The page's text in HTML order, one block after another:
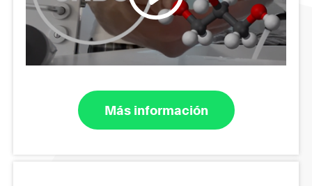
Más información